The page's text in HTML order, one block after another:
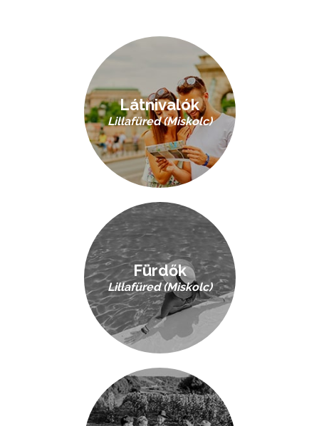
Látnivalók
Lillafüred (Miskolc)
Fürdők
Lillafüred (Miskolc)